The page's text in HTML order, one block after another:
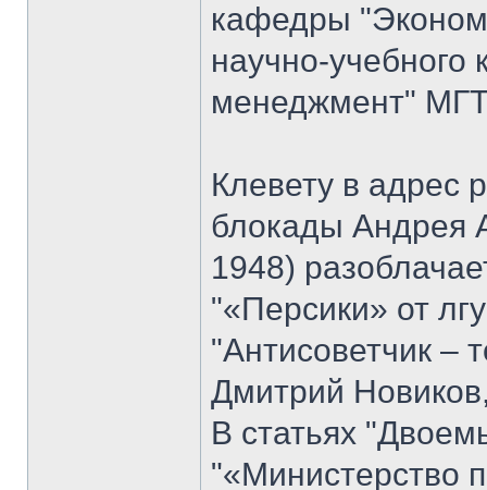
кафедры
научно-
менеджмент"
Клевету в адрес
блокады Андрея
1948)
"«Персики» от
"Антисоветчик –
Дмитрий
В статьях
"«Министерство